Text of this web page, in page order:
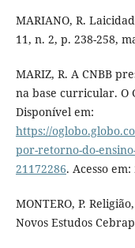
MARIANO, R.
11, n. 2, p. 238-258,
MARIZ, R. A CNBB
na base curricular. O
Disponível em:
https://
por-retorno-do-
21172286. Acesso
MONTERO, P.
Novos Estudos